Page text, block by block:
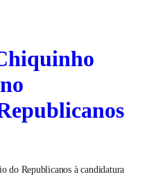
do Republicanos à candidatura